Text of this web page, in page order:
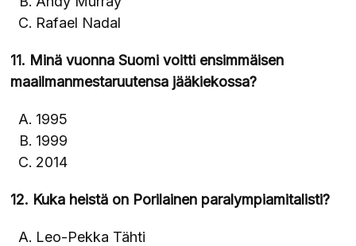
Rafael Nadal
11. Minä vuonna Suomi voitti ensimmäisen
maailmanmestaruutensa jääkiekossa?
1995
1999
2014
12. Kuka heistä on Porilainen paralympiamitalisti?
Leo-Pekka Tähti